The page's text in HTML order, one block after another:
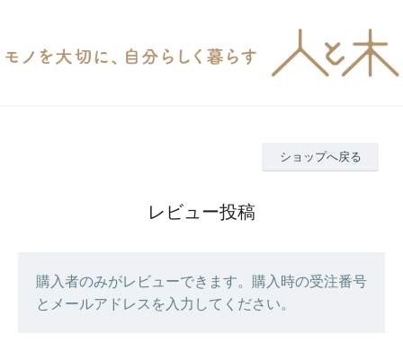
ショップへ戻る
レビュー投稿
購入者のみがレビューできます。購入時の受注番号
とメールアドレスを入力してください。